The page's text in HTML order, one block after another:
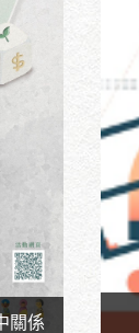
關係